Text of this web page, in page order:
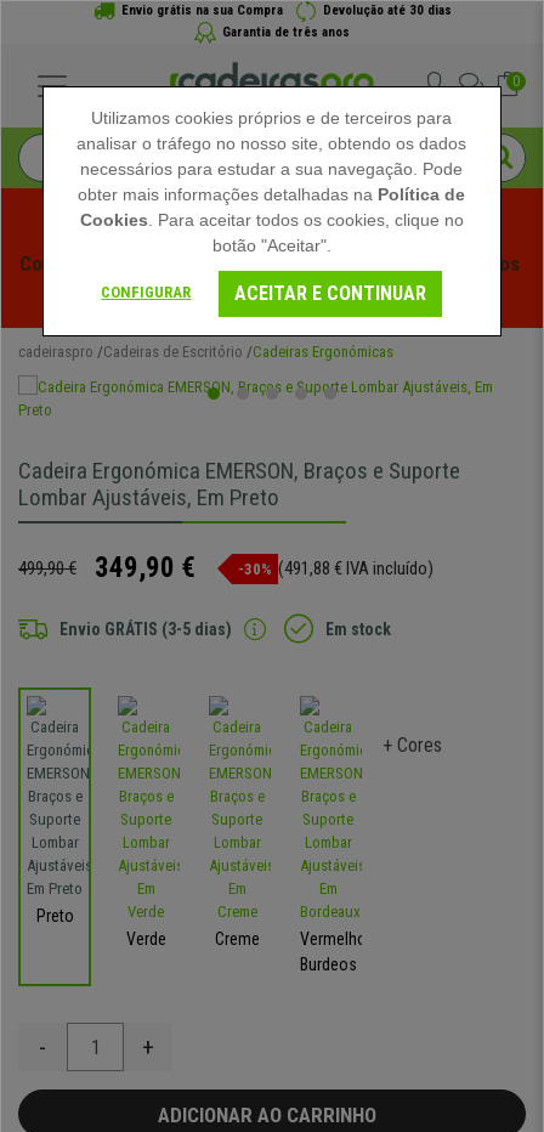
Envio grátis na sua Compra
Devolução até 30 dias
Garantia de três anos
0
Começam os Saldos de Verão em Cadeiraspro! Descontos
Exclusivos por Tempo Limitado - Ver Promoção
cadeiraspro Cadeiras de Escritório Cadeiras Ergonómicas
Cadeira Ergonómica EMERSON, Braços e Suporte
Lombar Ajustáveis, Em Preto
499,90 € 349,90 € -30% (491,88 € IVA incluído)
Envio GRÁTIS (3-5 dias) Em stock
Preto
Verde
Creme
Vermelho-
Burdeos
+ Cores
- +
ADICIONAR AO CARRINHO
Utilizamos cookies próprios e de terceiros para
analisar o tráfego no nosso site, obtendo os dados
necessários para estudar a sua navegação. Pode
obter mais informações detalhadas na Política de
Cookies . Para aceitar todos os cookies, clique no
botão "Aceitar".
CONFIGURAR ACEITAR E CONTINUAR